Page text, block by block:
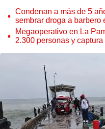
Condenan a más de 5
sembrar droga a
Megaoperativo en La
2.300 personas y